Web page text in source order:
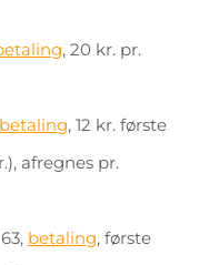
, 20 kr. pr.
betaling, 12 kr. første
afregnes pr.
betaling, første